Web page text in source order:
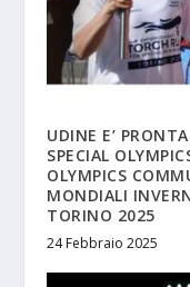
UDINE E’
SPECIAL
OLYMPICS
MONDIALI
TORINO 2025
24 Febbraio 2025